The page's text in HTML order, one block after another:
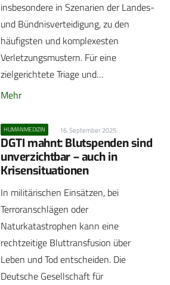
insbesondere in Szenarien der Landes-
und Bündnisverteidigung, zu den
häufigsten und komplexesten
Verletzungsmustern. Für eine
zielgerichtete Triage und…
Mehr
HUMANMEDIZIN 16. September 2025
DGTI mahnt: Blutspenden sind
unverzichtbar – auch in
Krisensituationen
In militärischen Einsätzen, bei
Terroranschlägen oder
Naturkatastrophen kann eine
rechtzeitige Bluttransfusion über
Leben und Tod entscheiden. Die
Deutsche Gesellschaft für